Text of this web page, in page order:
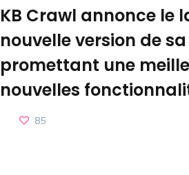
KB Crawl annonce le
nouvelle version de
promettant une
nouvelles
85